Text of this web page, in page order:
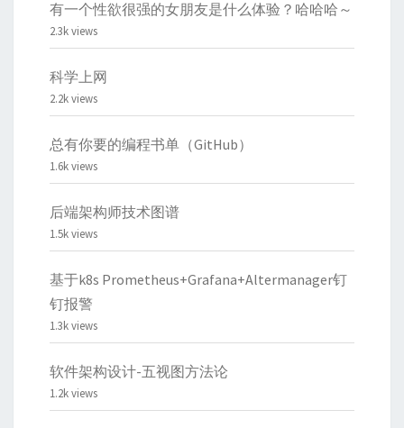
有一个性欲很强的女朋友是什么体验？哈哈哈～
2.3k views
科学上网
2.2k views
总有你要的编程书单（GitHub）
1.6k views
后端架构师技术图谱
1.5k views
基于k8s Prometheus+Grafana+Altermanager钉
钉报警
1.3k views
软件架构设计-五视图方法论
1.2k views